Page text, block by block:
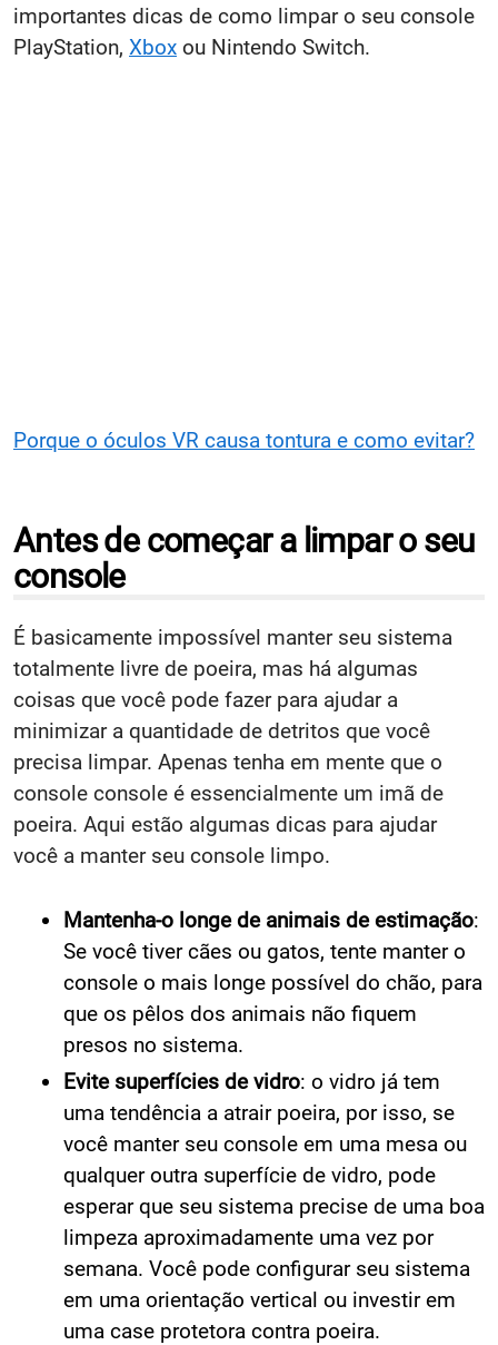
importantes dicas de como limpar o seu console
PlayStation, Xbox ou Nintendo Switch.
Porque o óculos VR causa tontura e como evitar?
Antes de começar a limpar o seu
console
É basicamente impossível manter seu sistema
totalmente livre de poeira, mas há algumas
coisas que você pode fazer para ajudar a
minimizar a quantidade de detritos que você
precisa limpar. Apenas tenha em mente que o
console console é essencialmente um imã de
poeira. Aqui estão algumas dicas para ajudar
você a manter seu console limpo.
Mantenha-o longe de animais de estimação:
Se você tiver cães ou gatos, tente manter o
console o mais longe possível do chão, para
que os pêlos dos animais não fiquem
presos no sistema.
Evite superfícies de vidro: o vidro já tem
uma tendência a atrair poeira, por isso, se
você manter seu console em uma mesa ou
qualquer outra superfície de vidro, pode
esperar que seu sistema precise de uma boa
limpeza aproximadamente uma vez por
semana. Você pode configurar seu sistema
em uma orientação vertical ou investir em
uma case protetora contra poeira.